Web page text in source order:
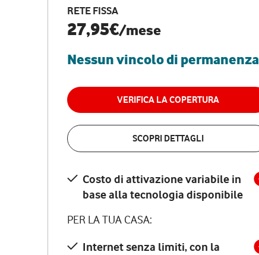
RETE FISSA
27,95€/mese
Nessun vincolo di permanenza
VERIFICA LA COPERTURA
SCOPRI DETTAGLI
Costo di attivazione variabile in
base alla tecnologia disponibile
PER LA TUA CASA:
Internet senza limiti, con la